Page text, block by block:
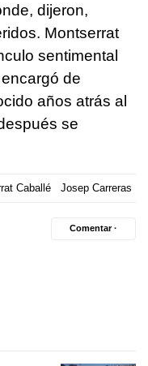
dijeron,
Montserrat
sentimental
de
años atrás al
se
Caballé Josep Carreras
Comentar ·